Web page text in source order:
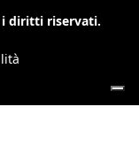
i diritti riservati.